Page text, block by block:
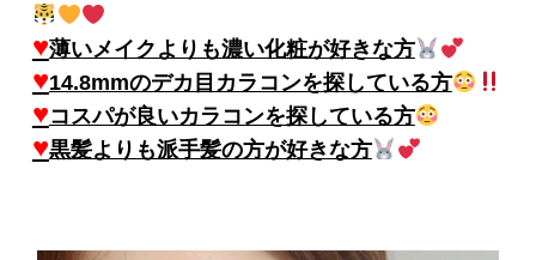
♥薄いメイクよりも濃い化粧が好きな方
♥14.8mmのデカ目カラコンを探している方
♥コスパが良いカラコンを探している方
♥黒髪よりも派手髪の方が好きな方